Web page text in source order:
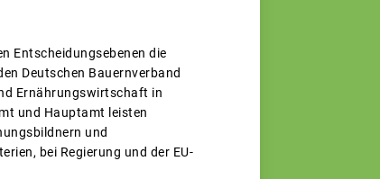
Entscheidungsebenen die
Deutschen Bauernverband
Ernährungswirtschaft in
und Hauptamt leisten
und
bei Regierung und der EU-